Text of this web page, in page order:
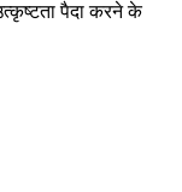
पैदा करने के